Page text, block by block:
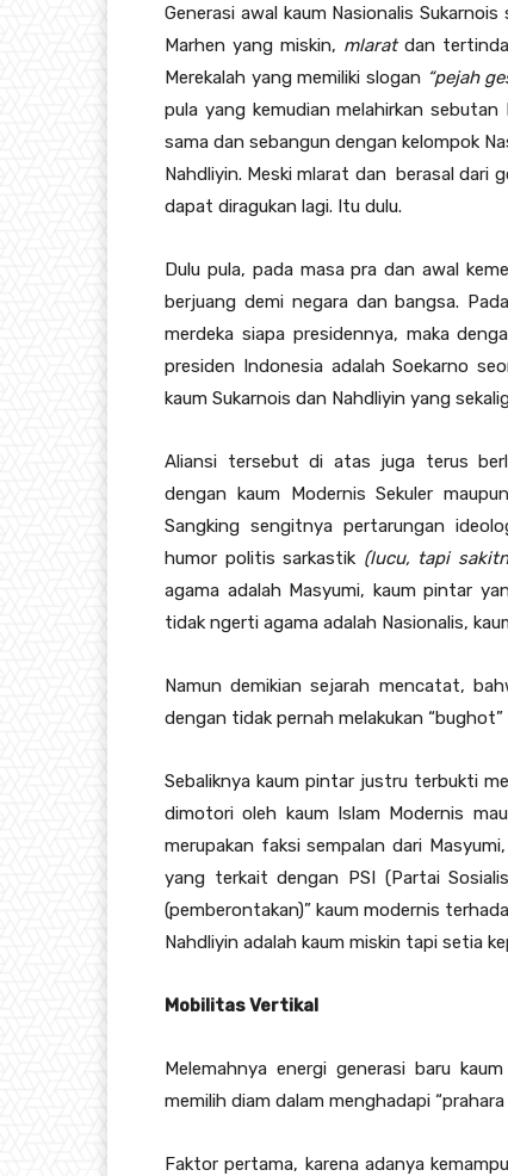
Generasi awal kaum Nasionalis
Marhen yang miskin, mlaratdan
Merekalah yang memiliki slogan “pejah
pula yang kemudian melahirkan
sama dan sebangun dengan kelompok
Nahdliyin. Meski mlarat dan berasal dari
dapat diragukan lagi. Itu dulu.
Dulu pula, pada masa pra dan awal
berjuang demi negara dan bangsa.
merdeka siapa presidennya, maka
presiden Indonesia adalah Soekarno
kaum Sukarnois dan Nahdliyin yang
Aliansi tersebut di atas juga terus
dengan kaum Modernis Sekuler
Sangking sengitnya pertarungan
humor politis sarkastik (lucu, tapi
agama adalah Masyumi, kaum pintar
tidak ngerti agama adalah Nasionalis,
Namun demikian sejarah mencatat,
dengan tidak pernah melakukan
Sebaliknya kaum pintar justru terbukti
dimotori oleh kaum Islam Modernis
merupakan faksi sempalan dari
yang terkait dengan PSI (Partai
(pemberontakan)” kaum modernis
Nahdliyin adalah kaum miskin tapi setia
Mobilitas Vertikal
Melemahnya energi generasi baru
memilih diam dalam menghadapi
Faktor pertama, karena adanya